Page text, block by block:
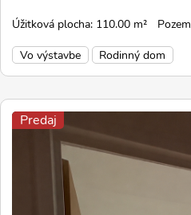
Úžitková plocha: 110.00 m²
Vo výstavbe
Rodinný dom
Predaj